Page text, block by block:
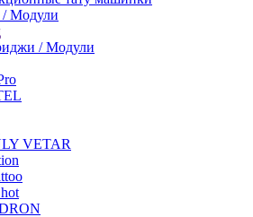
Модули
/ Модули
VETAR